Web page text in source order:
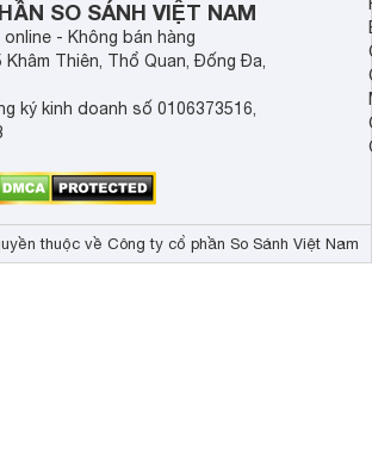
Hỗ trợ
S-Master
Surround,
đặt bàn 144.8 x 85.7
chân, treo tường
có chân 21.8 kg
SO SÁNH VIỆT NAM
- Không bán hàng
Thiên, Thổ Quan, Đống Đa,
ký kinh doanh số 0106373516,
thuộc về Công ty cổ phần So Sánh Việt Nam